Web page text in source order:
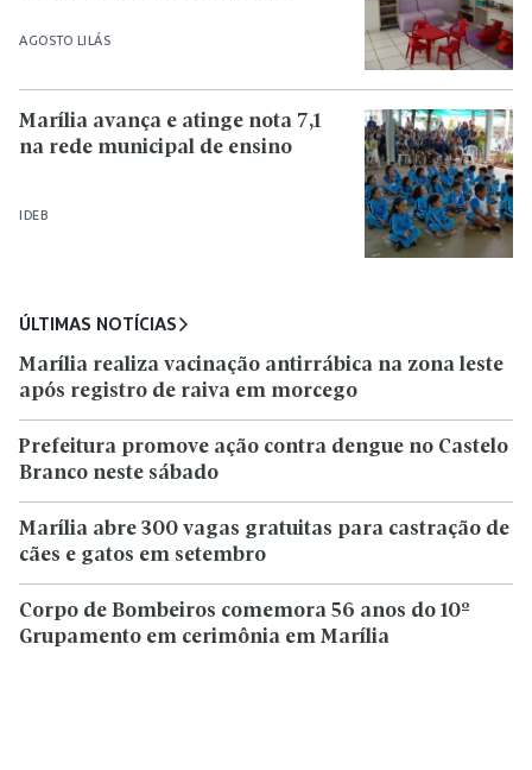
AGOSTO LILÁS
IDEB
Marília avança e atinge nota 7,1
na rede municipal de ensino
ÚLTIMAS NOTÍCIAS
Marília realiza vacinação antirrábica na zona leste
após registro de raiva em morcego
Prefeitura promove ação contra dengue no Castelo
Branco neste sábado
Marília abre 300 vagas gratuitas para castração de
cães e gatos em setembro
Corpo de Bombeiros comemora 56 anos do 10º
Grupamento em cerimônia em Marília